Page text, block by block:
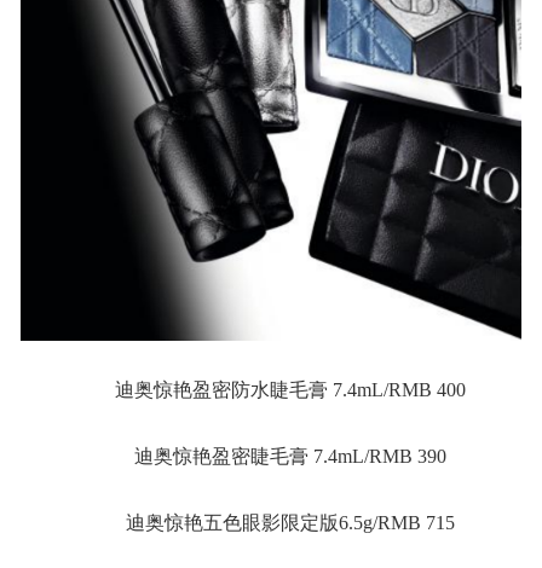
迪奥惊艳盈密防水睫毛膏 7.4mL/RMB 400
迪奥惊艳盈密睫毛膏 7.4mL/RMB 390
迪奥惊艳五色眼影限定版6.5g/RMB 715